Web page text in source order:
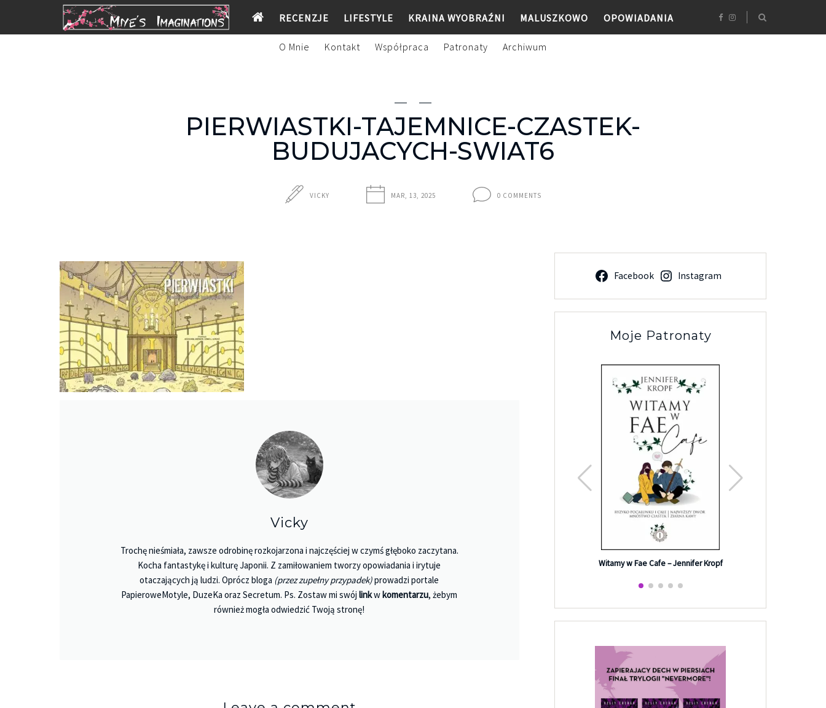
RECENZJE LIFESTYLE KRAINA WYOBRAŹNI MALUSZKOWO OPOWIADANIA
O Mnie Kontakt Współpraca Patronaty Archiwum
PIERWIASTKI-TAJEMNICE-CZASTEK-
BUDUJACYCH-SWIAT6
VICKY MAR, 13, 2025 0 COMMENTS
Vicky
Trochę nieśmiała, zawsze odrobinę rozkojarzona i najczęściej w czymś głęboko zaczytana.
Kocha fantastykę i kulturę Japonii. Z zamiłowaniem tworzy opowiadania i irytuje
otaczających ją ludzi. Oprócz bloga (przez zupełny przypadek)prowadzi portale
PapieroweMotyle, DuzeKa oraz Secretum. Ps. Zostaw mi swójlinkw komentarzu, żebym
również mogła odwiedzić Twoją stronę!
Facebook Instagram
Moje Patronaty
Księgarnie i kościopył – Travis Baldree
Witamy w Fae Cafe – Jennifer Kropf